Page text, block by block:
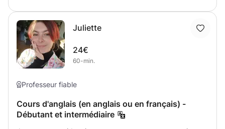
même les livres, bandes dessinées ou mangas que tu
veux lire – et découvre à quel point apprendre peut-être
amusant ! Ensemble, nous lisons, discutons et écrivons
autour de ce que tu as lu. Ton vocabulaire s’enrichit
facile... et agréable ! ✔️ Soutien scolaire en néerlandais ✔️
de lire et la confiance en soi Prêt(e) à (re)découvrir le
néerlandais avec plaisir ? Envoie-moi un message – je
Juliette
24€
60-min.
Professeur fiable
Cours d'anglais (en anglais ou en français) -
Débutant et intermédiaire